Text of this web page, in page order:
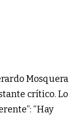
Mosquera
crítico. Lo
“Hay